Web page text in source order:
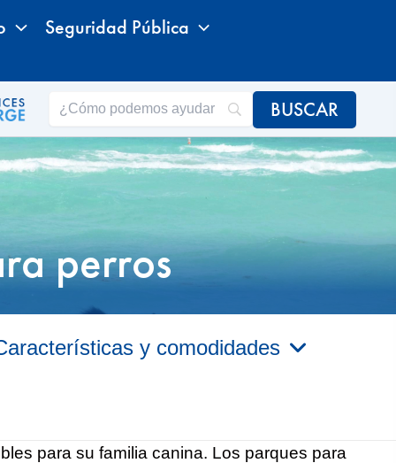
Seguridad Pública
perros
y comodidades
para su familia canina. Los parques para